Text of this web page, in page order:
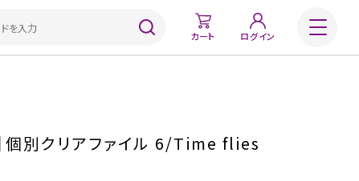
カート ログイン
個別クリアファイル 6/Time flies